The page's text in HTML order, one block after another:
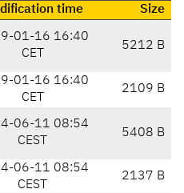
time
Size
01-16 16:40
CET
5212 B
01-16 16:40
CET
2109 B
06-11 08:54
CEST
5408 B
06-11 08:54
CEST
2137 B